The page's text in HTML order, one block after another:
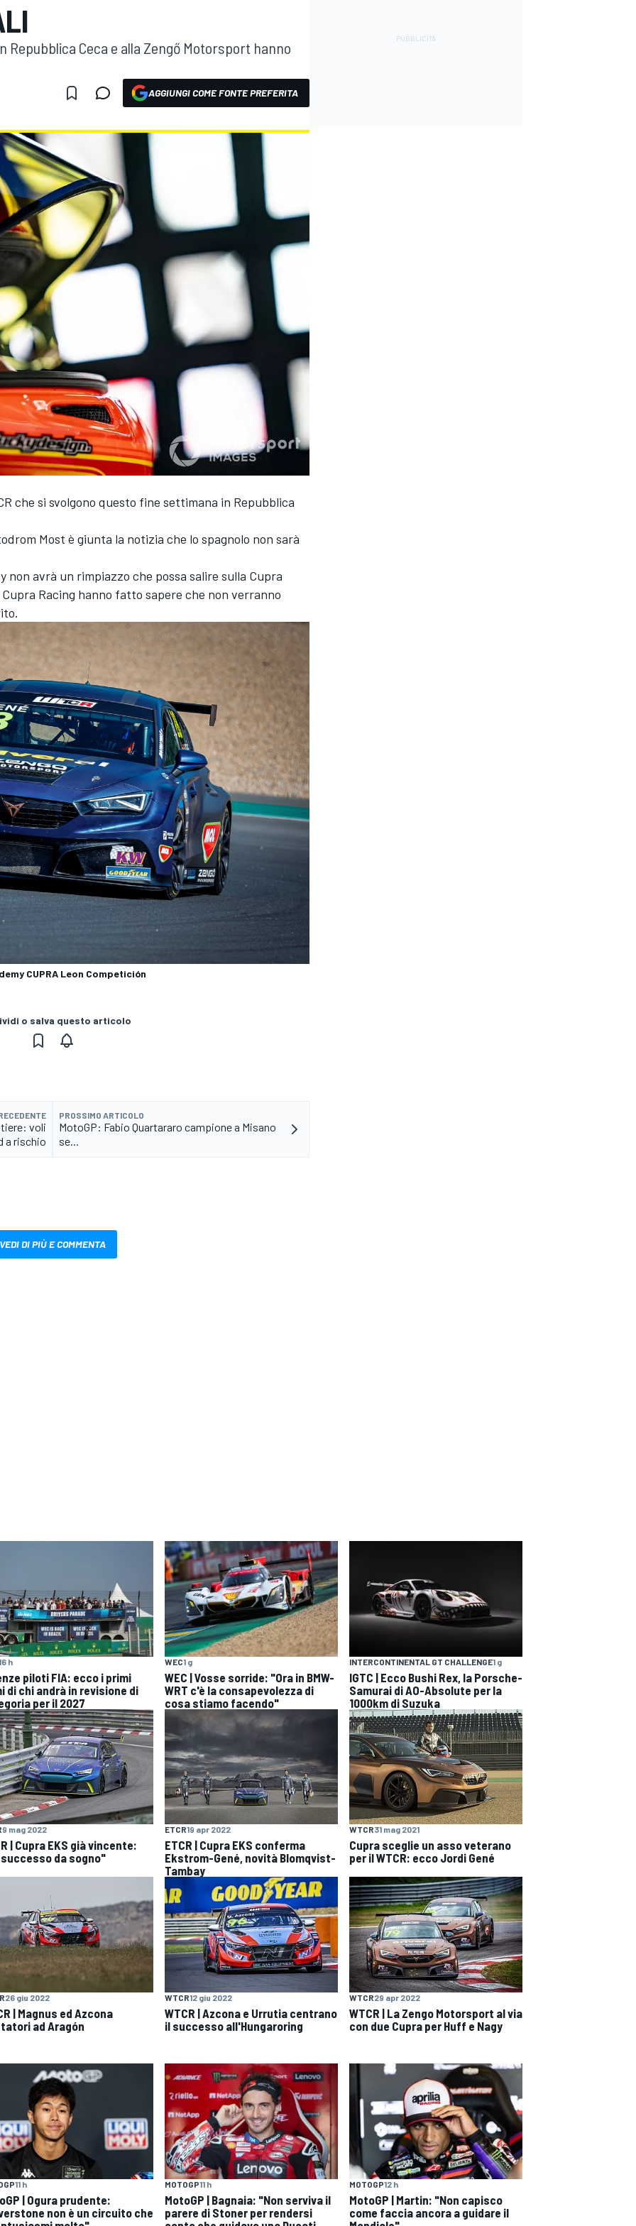
Repubblica Ceca e alla Zengő Motorsport hanno
AGGIUNGI COME FONTE PREFERITA
che si svolgono questo fine settimana in Repubblica
Most è giunta la notizia che lo spagnolo non sarà
non avrà un rimpiazzo che possa salire sulla Cupra
Racing hanno fatto sapere che non verranno
CUPRA Leon Competición
o salva questo articolo
voli
a rischio
PROSSIMO ARTICOLO
MotoGP: Fabio Quartararo campione a Misano
se...
VEDI DI PIÙ E COMMENTA
h
piloti FIA: ecco i primi
di chi andrà in revisione di
per il 2027
WEC1 g
WEC | Vosse sorride: "Ora in BMW-
WRT c'è la consapevolezza di
cosa stiamo facendo"
INTERCONTINENTAL GT CHALLENGE1 g
IGTC | Ecco Bushi Rex, la Porsche-
Samurai di AO-Absolute per la
1000km di Suzuka
9 mag 2022
| Cupra EKS già vincente:
successo da sogno"
ETCR19 apr 2022
ETCR | Cupra EKS conferma
Ekstrom-Gené, novità Blomqvist-
Tambay
WTCR31 mag 2021
Cupra sceglie un asso veterano
per il WTCR: ecco Jordi Gené
26 giu 2022
| Magnus ed Azcona
ad Aragón
WTCR12 giu 2022
WTCR | Azcona e Urrutia centrano
il successo all'Hungaroring
WTCR29 apr 2022
WTCR | La Zengo Motorsport al via
con due Cupra per Huff e Nagy
11 h
| Ogura prudente:
non è un circuito che
MOTOGP11 h
MotoGP | Bagnaia: "Non serviva il
parere di Stoner per rendersi
MOTOGP12 h
MotoGP | Martin: "Non capisco
come faccia ancora a guidare il